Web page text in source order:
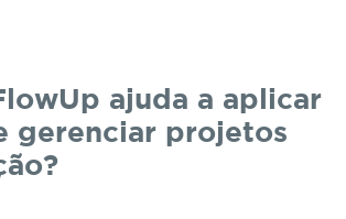
ajuda a aplicar
gerenciar projetos